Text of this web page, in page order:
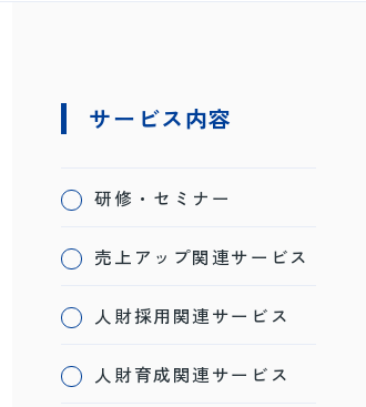
サービス内容
研修・セミナー
売上アップ関連サービス
人財採用関連サービス
人財育成関連サービス